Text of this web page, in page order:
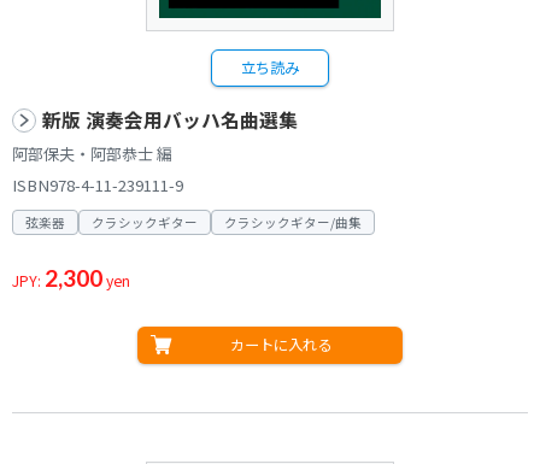
立ち読み
新版 演奏会用バッハ名曲選集
阿部保夫・阿部恭士 編
ISBN978-4-11-239111-9
弦楽器 クラシックギター クラシックギター/曲集
JPY: 2,300yen
カートに入れる